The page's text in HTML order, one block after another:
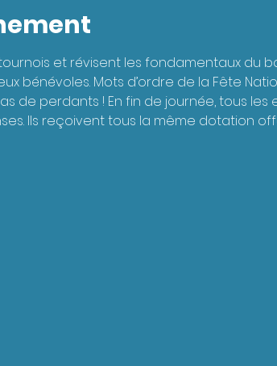
et révisent les fondamentaux du
bénévoles. Mots d’ordre de la Fête
de perdants ! En fin de journée, tous
Ils reçoivent tous la même dotation